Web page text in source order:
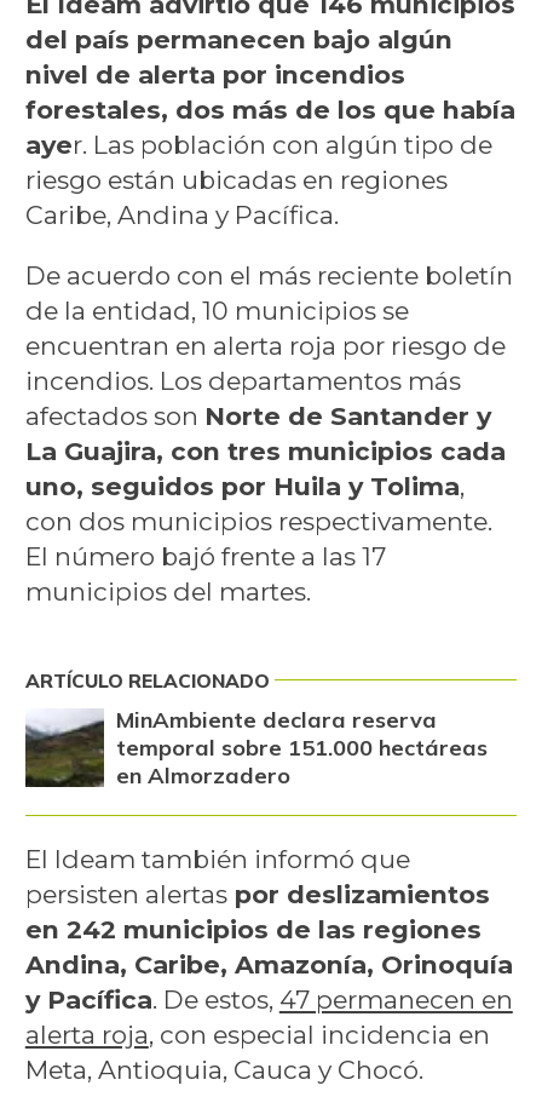
del país permanecen bajo algún
nivel de alerta por incendios
forestales, dos más de los que había
ayer. Las población con algún tipo de
riesgo están ubicadas en regiones
Caribe, Andina y Pacífica.
De acuerdo con el más reciente boletín
de la entidad, 10 municipios se
encuentran en alerta roja por riesgo de
incendios. Los departamentos más
afectados son Norte de Santander y
La Guajira, con tres municipios cada
uno, seguidos por Huila y Tolima,
con dos municipios respectivamente.
El número bajó frente a las 17
municipios del martes.
ARTÍCULO RELACIONADO
MinAmbiente declara reserva
temporal sobre 151.000 hectáreas
en Almorzadero
El Ideam también informó que
persisten alertaspor deslizamientos
en 242 municipios de las regiones
Andina, Caribe, Amazonía, Orinoquía
y Pacífica. De estos, 47 permanecen en
alerta roja, con especial incidencia en
Meta, Antioquia, Cauca y Chocó.